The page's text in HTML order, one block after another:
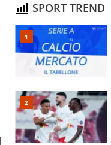
SPORT TREND